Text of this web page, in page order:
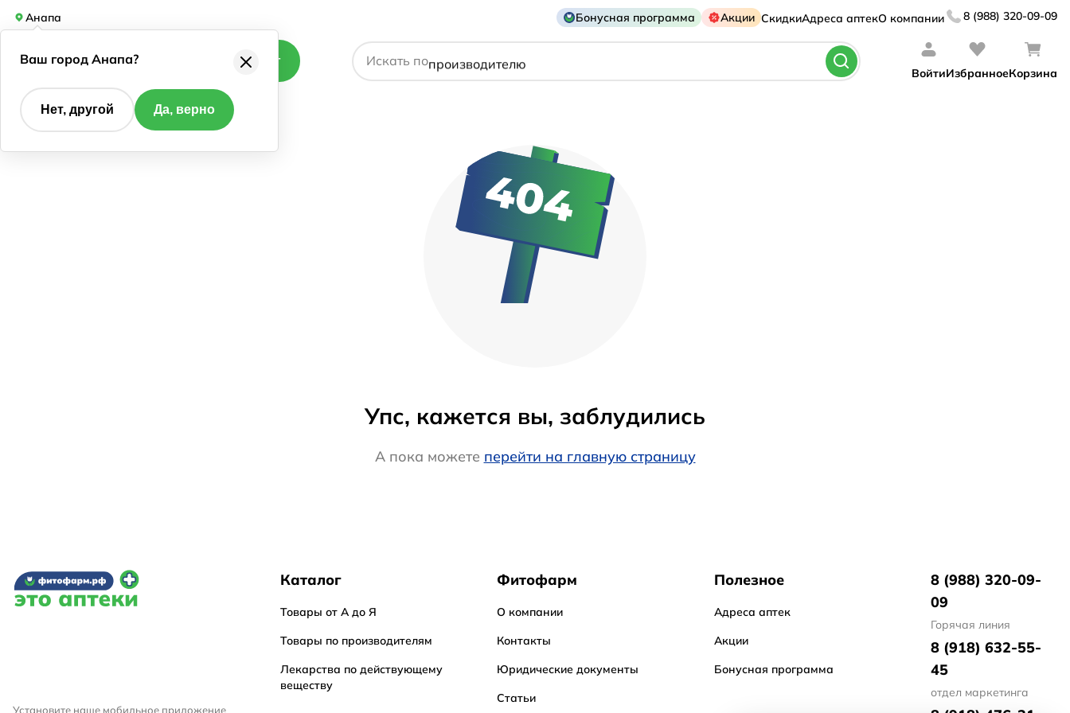
Анапа Бонусная программа Акции СкидкиАдреса аптекО компании 8 (988) 320-09-09
Каталог Искать по
действующему веществу
производителю
ВойтиИзбранноеКорзина
Упс, кажется вы, заблудились
А пока можете перейти на главную страницу
Установите наше мобильное приложение
Каталог
Товары от А до Я
Товары по производителям
Лекарства по действующему
веществу
Фитофарм
О компании
Контакты
Юридические документы
Статьи
Полезное
Адреса аптек
Акции
Бонусная программа
8 (988) 320-09-
09
Горячая линия
8 (918) 632-55-
45
отдел маркетинга
Ваш город Анапа?
Нет, другой Да, верно